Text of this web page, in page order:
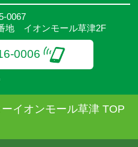
体験や講座開講を中止または延
ご入会時にご説明をさせていた
0067
地 イオンモール草津2F
0006
イオンモール草津 TOP